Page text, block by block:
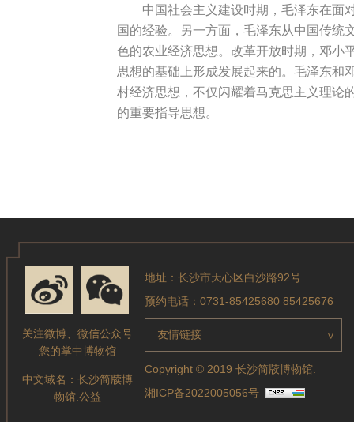
中国社会主义建设时期，毛泽东在面
国的经验。另一方面，毛泽东从中国传统
色的农业经济思想。改革开放时期，邓小
思想的基础上形成发展起来的。毛泽东和
村经济思想，不仅闪耀着马克思主义理论
的重要指导思想。
关注微博、微信公众号
您的掌中博物馆
中文域名： 长沙简牍博
物馆.公益
地址：长沙市天心区白沙路92号
预约电话：0731-85425680 85425676
友情链接 >
Copyright © 2019 长沙简牍博物馆.
湘ICP备2022005056号